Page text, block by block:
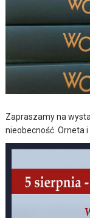
Zapraszamy na
nieobecność. Orneta i